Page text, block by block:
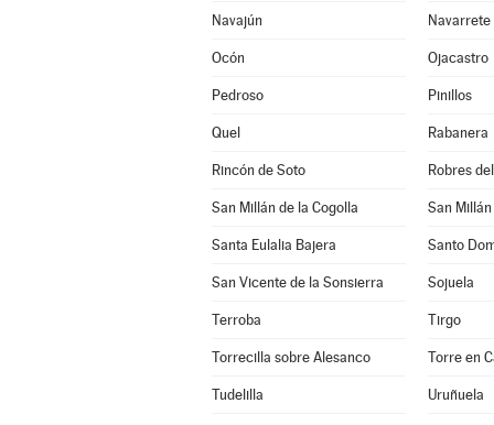
Navajún Navarrete
Ocón Ojacastro
Pedroso Pinillos
Quel Rabanera
Rincón de Soto Robres
San Millán de la Cogolla San
Santa Eulalia Bajera Santo
San Vicente de la Sonsierra Sojuela
Terroba Tirgo
Torrecilla sobre Alesanco Torre en
Tudelilla Uruñuela